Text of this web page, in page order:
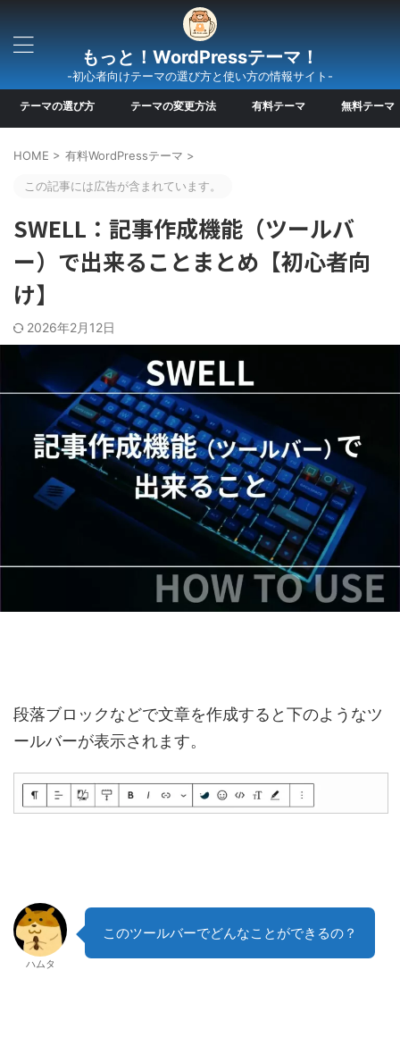
もっと！WordPressテーマ！
-初心者向けテーマの選び方と使い方の情報サイト-
テーマの選び方 テーマの変更方法 有料テーマ 無料テーマ
HOME > 有料WordPressテーマ >
この記事には広告が含まれています。
SWELL：記事作成機能（ツールバ
ー）で出来ることまとめ【初心者向
け】
2026年2月12日
段落ブロックなどで文章を作成すると下のようなツ
ールバーが表示されます。
ハムタ
このツールバーでどんなことができるの？